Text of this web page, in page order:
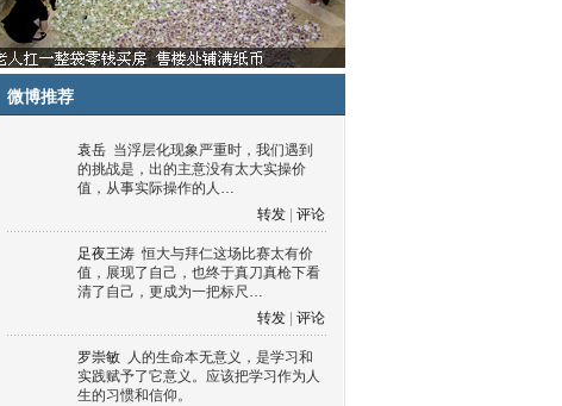
微博推荐
袁岳 当浮层化现象严重时，我们遇到
的挑战是，出的主意没有太大实操价
值，从事实际操作的人…
转发
评论
足夜王涛 恒大与拜仁这场比赛太有价
值，展现了自己，也终于真刀真枪下看
清了自己，更成为一把标尺…
转发
评论
罗崇敏 人的生命本无意义，是学习和
实践赋予了它意义。应该把学习作为人
生的习惯和信仰。